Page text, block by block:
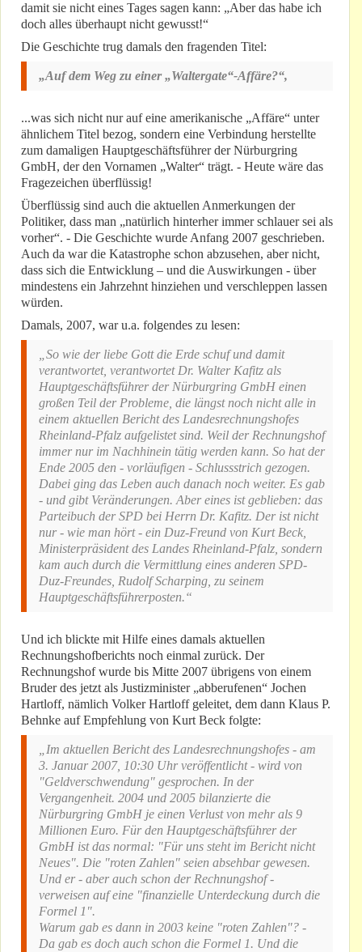
damit sie nicht eines Tages sagen kann: „Aber das habe ich
doch alles überhaupt nicht gewusst!“
Die Geschichte trug damals den fragenden Titel:
„Auf dem Weg zu einer „Waltergate“-Affäre?“,
...was sich nicht nur auf eine amerikanische „Affäre“ unter
ähnlichem Titel bezog, sondern eine Verbindung herstellte
zum damaligen Hauptgeschäftsführer der Nürburgring
GmbH, der den Vornamen „Walter“ trägt. - Heute wäre das
Fragezeichen überflüssig!
Überflüssig sind auch die aktuellen Anmerkungen der
Politiker, dass man „natürlich hinterher immer schlauer sei als
vorher“. - Die Geschichte wurde Anfang 2007 geschrieben.
Auch da war die Katastrophe schon abzusehen, aber nicht,
dass sich die Entwicklung – und die Auswirkungen - über
mindestens ein Jahrzehnt hinziehen und verschleppen lassen
würden.
Damals, 2007, war u.a. folgendes zu lesen:
„So wie der liebe Gott die Erde schuf und damit
verantwortet, verantwortet Dr. Walter Kafitz als
Hauptgeschäftsführer der Nürburgring GmbH einen
großen Teil der Probleme, die längst noch nicht alle in
einem aktuellen Bericht des Landesrechnungshofes
Rheinland-Pfalz aufgelistet sind. Weil der Rechnungshof
immer nur im Nachhinein tätig werden kann. So hat der
Ende 2005 den - vorläufigen - Schlussstrich gezogen.
Dabei ging das Leben auch danach noch weiter. Es gab
- und gibt Veränderungen. Aber eines ist geblieben: das
Parteibuch der SPD bei Herrn Dr. Kafitz. Der ist nicht
nur - wie man hört - ein Duz-Freund von Kurt Beck,
Ministerpräsident des Landes Rheinland-Pfalz, sondern
kam auch durch die Vermittlung eines anderen SPD-
Duz-Freundes, Rudolf Scharping, zu seinem
Hauptgeschäftsführerposten.“
Und ich blickte mit Hilfe eines damals aktuellen
Rechnungshofberichts noch einmal zurück. Der
Rechnungshof wurde bis Mitte 2007 übrigens von einem
Bruder des jetzt als Justizminister „abberufenen“ Jochen
Hartloff, nämlich Volker Hartloff geleitet, dem dann Klaus P.
Behnke auf Empfehlung von Kurt Beck folgte:
„Im aktuellen Bericht des Landesrechnungshofes - am
3. Januar 2007, 10:30 Uhr veröffentlicht - wird von
"Geldverschwendung" gesprochen. In der
Vergangenheit. 2004 und 2005 bilanzierte die
Nürburgring GmbH je einen Verlust von mehr als 9
Millionen Euro. Für den Hauptgeschäftsführer der
GmbH ist das normal: "Für uns steht im Bericht nicht
Neues". Die "roten Zahlen" seien absehbar gewesen.
Und er - aber auch schon der Rechnungshof -
verweisen auf eine "finanzielle Unterdeckung durch die
Formel 1".
Warum gab es dann in 2003 keine "roten Zahlen"? -
Da gab es doch auch schon die Formel 1. Und die